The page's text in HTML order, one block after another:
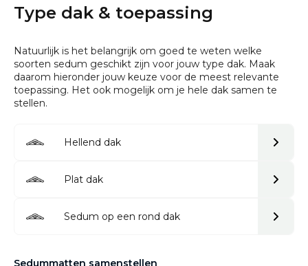
Type dak & toepassing
Natuurlijk is het belangrijk om goed te weten welke
soorten sedum geschikt zijn voor jouw type dak. Maak
daarom hieronder jouw keuze voor de meest relevante
toepassing. Het ook mogelijk om je hele dak samen te
stellen.
Hellend dak
Plat dak
Sedum op een rond dak
Sedummatten samenstellen